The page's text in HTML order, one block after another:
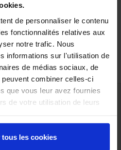
de personnaliser le contenu
fonctionnalités relatives aux
notre trafic. Nous
informations sur l'utilisation de
de médias sociaux, de
combiner celles-ci
que vous leur avez fournies
de votre utilisation de leurs
les cookies
1-1 de 1 article(s)
du simple fût au camion complet